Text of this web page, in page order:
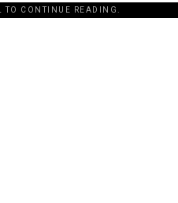
TO CONTINUE READING.